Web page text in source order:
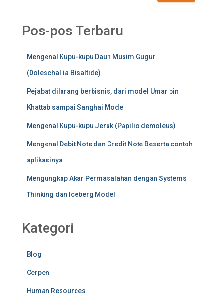
Pos-pos Terbaru
Mengenal Kupu-kupu Daun Musim Gugur
(Doleschallia Bisaltide)
Pejabat dilarang berbisnis, dari model Umar bin
Khattab sampai Sanghai Model
Mengenal Kupu-kupu Jeruk (Papilio demoleus)
Mengenal Debit Note dan Credit Note Beserta contoh
aplikasinya
Mengungkap Akar Permasalahan dengan Systems
Thinking dan Iceberg Model
Kategori
Blog
Cerpen
Human Resources